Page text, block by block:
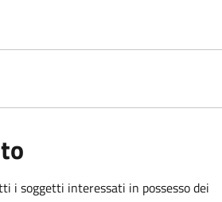
i soggetti interessati in possesso dei